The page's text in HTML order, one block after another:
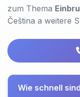
zum Thema
Čeština a weitere
Wie schnell